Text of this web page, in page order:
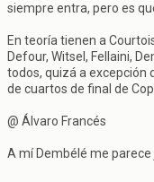
siempre entra, pero es
En teoría tienen a
Defour, Witsel, Fellaini,
todos, quizá a excepción
de cuartos de final de
@ Álvaro Francés
A mí Dembélé me parece